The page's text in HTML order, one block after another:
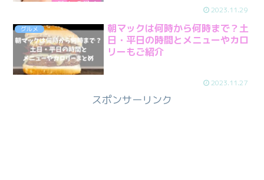
2023.11.29
グルメ
朝マックは何時から何時まで？土
日・平日の時間とメニューやカロ
リーもご紹介
2023.11.27
スポンサーリンク